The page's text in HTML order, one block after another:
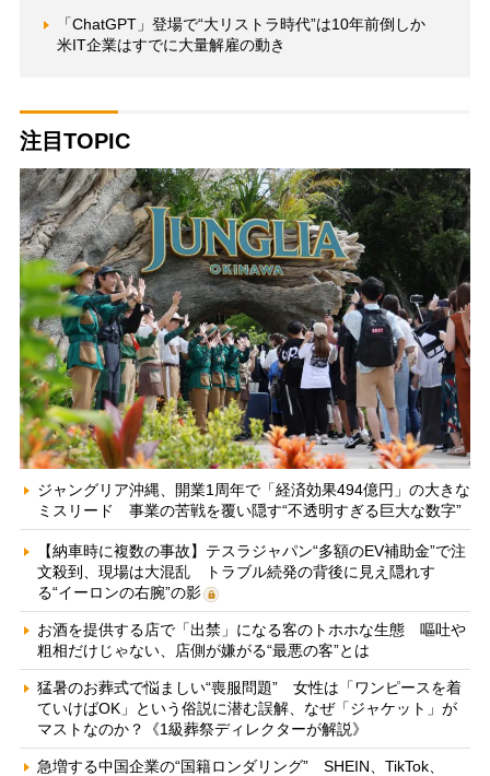
「ChatGPT」登場で“大リストラ時代”は10年前倒しか
米IT企業はすでに大量解雇の動き
注目TOPIC
ジャングリア沖縄、開業1周年で「経済効果494億円」の大きな
ミスリード 事業の苦戦を覆い隠す“不透明すぎる巨大な数字”
【納車時に複数の事故】テスラジャパン“多額のEV補助金”で注
文殺到、現場は大混乱 トラブル続発の背後に見え隠れす
る“イーロンの右腕”の影
お酒を提供する店で「出禁」になる客のトホホな生態 嘔吐や
粗相だけじゃない、店側が嫌がる“最悪の客”とは
猛暑のお葬式で悩ましい“喪服問題” 女性は「ワンピースを着
ていけばOK」という俗説に潜む誤解、なぜ「ジャケット」が
マストなのか？《1級葬祭ディレクターが解説》
急増する中国企業の“国籍ロンダリング” SHEIN、TikTok、